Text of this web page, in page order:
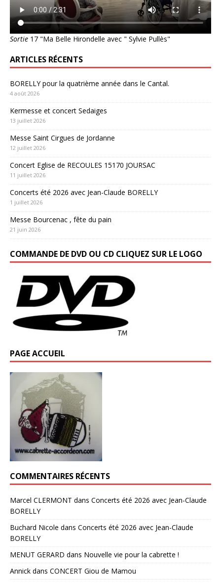
Sortie 17 "Ma Belle Hirondelle avec " Sylvie Pullès"
ARTICLES RÉCENTS
BORELLY pour la quatrième année dans le Cantal.
4 août 2026
Kermesse et concert Sedaiges
13 juillet 2026
Messe Saint Cirgues de Jordanne
12 juillet 2026
Concert Eglise de RECOULES 15170 JOURSAC
11 juillet 2026
Concerts été 2026 avec Jean-Claude BORELLY
1 juillet 2026
Messe Bourcenac , fête du pain
21 juin 2026
COMMANDE DE DVD OU CD CLIQUEZ SUR LE LOGO
PAGE ACCUEIL
COMMENTAIRES RÉCENTS
Marcel CLERMONT dans Concerts été 2026 avec Jean-Claude
BORELLY
Buchard Nicole dans Concerts été 2026 avec Jean-Claude
BORELLY
MENUT GERARD dans Nouvelle vie pour la cabrette !
Annick dans CONCERT Giou de Mamou